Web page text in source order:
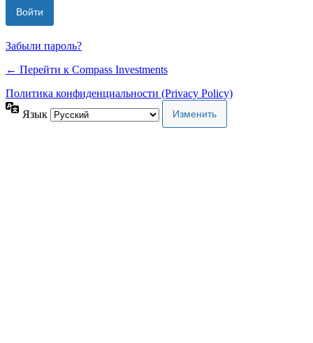
Забыли пароль?
← Перейти к Compass Investments
Политика конфиденциальности (Privacy Policy)
Язык